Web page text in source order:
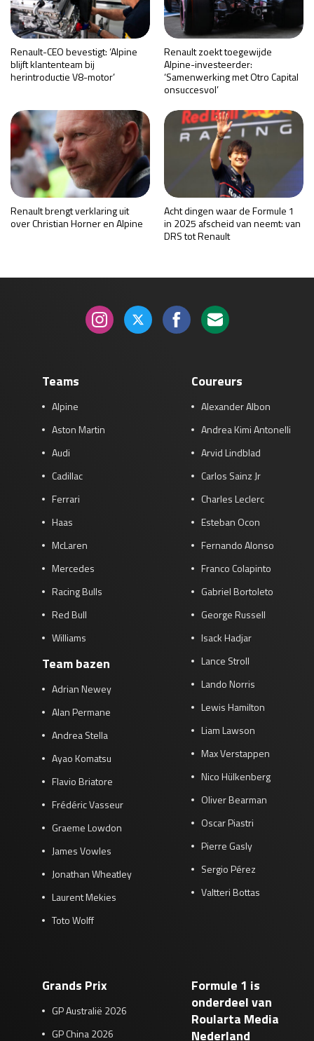
Renault-CEO bevestigt: ‘Alpine
blijft klantenteam bij
herintroductie V8-motor’
Renault zoekt toegewijde
Alpine-investeerder:
‘Samenwerking met Otro Capital
onsuccesvol’
Renault brengt verklaring uit
over Christian Horner en Alpine
Acht dingen waar de Formule 1
in 2025 afscheid van neemt: van
DRS tot Renault
Teams
Alpine
Aston Martin
Audi
Cadillac
Ferrari
Haas
McLaren
Mercedes
Racing Bulls
Red Bull
Williams
Team bazen
Adrian Newey
Alan Permane
Andrea Stella
Ayao Komatsu
Flavio Briatore
Frédéric Vasseur
Graeme Lowdon
James Vowles
Jonathan Wheatley
Laurent Mekies
Toto Wolff
Coureurs
Alexander Albon
Andrea Kimi Antonelli
Arvid Lindblad
Carlos Sainz Jr
Charles Leclerc
Esteban Ocon
Fernando Alonso
Franco Colapinto
Gabriel Bortoleto
George Russell
Isack Hadjar
Lance Stroll
Lando Norris
Lewis Hamilton
Liam Lawson
Max Verstappen
Nico Hülkenberg
Oliver Bearman
Oscar Piastri
Pierre Gasly
Sergio Pérez
Valtteri Bottas
Grands Prix
GP Australië 2026
GP China 2026
Formule 1 is
onderdeel van
Roularta Media
Nederland